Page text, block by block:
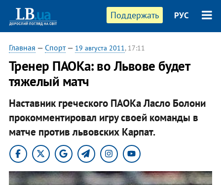
Поддержать РУС
Главная — Спорт— 19 августа 2011, 17:11
Тренер ПАОКа: во Львове будет
тяжелый матч
Наставник греческого ПАОКа Ласло Болони
прокомментировал игру своей команды в
матче против львовских Карпат.